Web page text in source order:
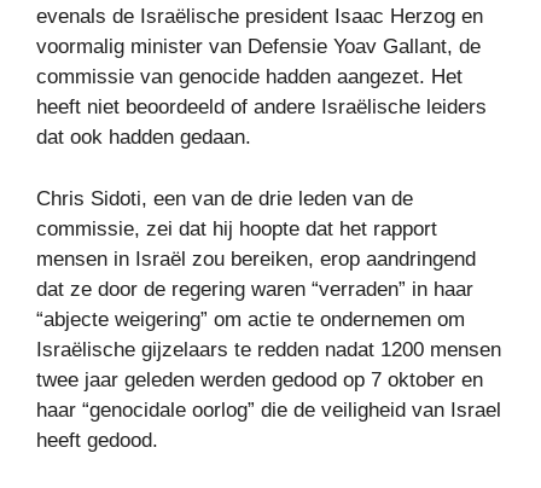
evenals de Israëlische president Isaac Herzog en
voormalig minister van Defensie Yoav Gallant, de
commissie van genocide hadden aangezet. Het
heeft niet beoordeeld of andere Israëlische leiders
dat ook hadden gedaan.
Chris Sidoti, een van de drie leden van de
commissie, zei dat hij hoopte dat het rapport
mensen in Israël zou bereiken, erop aandringend
dat ze door de regering waren “verraden” in haar
“abjecte weigering” om actie te ondernemen om
Israëlische gijzelaars te redden nadat 1200 mensen
twee jaar geleden werden gedood op 7 oktober en
haar “genocidale oorlog” die de veiligheid van Israel
heeft gedood.